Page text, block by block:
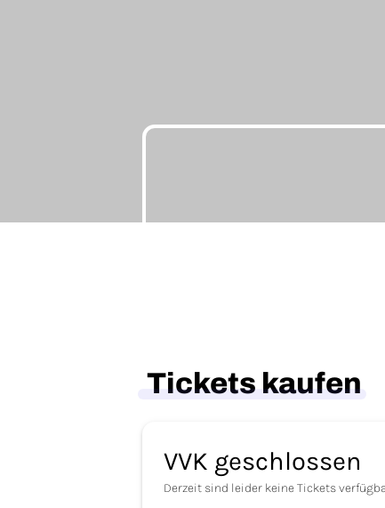
Tickets kaufen
VVK geschlossen
Derzeit sind leider keine Tickets